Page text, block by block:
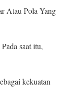
Atau Pola Yang
saat itu,
kekuatan